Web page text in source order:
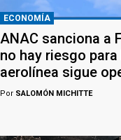
ECONOMÍA
ANAC sanciona a
no hay riesgo
aerolínea sigue
Por SALOMÓN MICHITTE